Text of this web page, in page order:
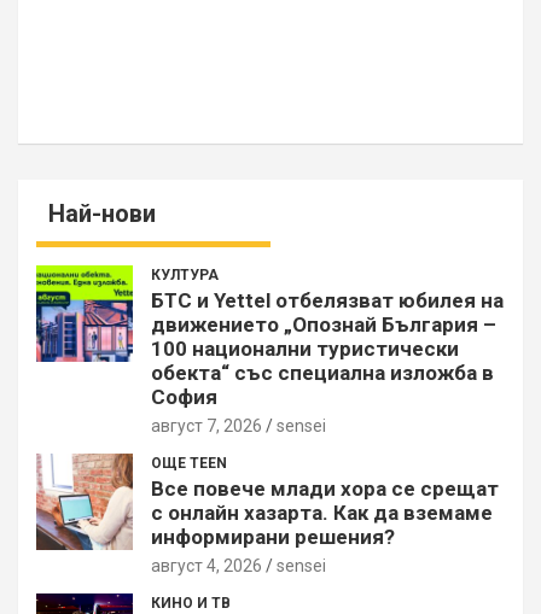
Най-нови
КУЛТУРА
БТС и Yettel отбелязват юбилея на
движението „Опознай България –
100 национални туристически
обекта“ със специална изложба в
София
август 7, 2026 sensei
ОЩЕ TEEN
Все повече млади хора се срещат
с онлайн хазарта. Как да вземаме
информирани решения?
август 4, 2026 sensei
КИНО И ТВ